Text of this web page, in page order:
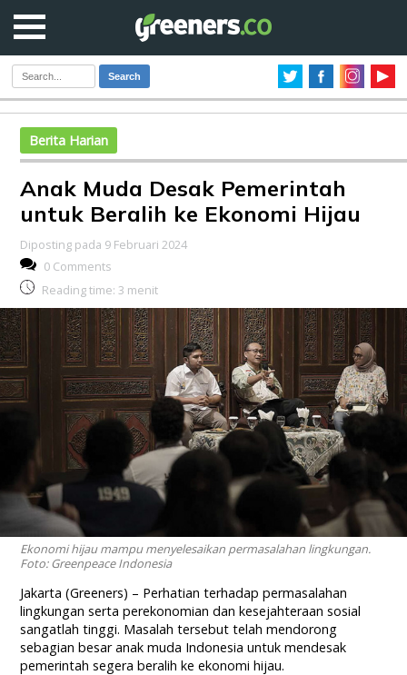
Search
Berita Harian
Anak Muda Desak Pemerintah
untuk Beralih ke Ekonomi Hijau
Diposting pada 9 Februari 2024
0 Comments
Reading time: 3 menit
Ekonomi hijau mampu menyelesaikan permasalahan lingkungan.
Foto: Greenpeace Indonesia
Jakarta (Greeners) – Perhatian terhadap permasalahan
lingkungan serta perekonomian dan kesejahteraan sosial
sangatlah tinggi. Masalah tersebut telah mendorong
sebagian besar anak muda Indonesia untuk mendesak
pemerintah segera beralih ke ekonomi hijau.